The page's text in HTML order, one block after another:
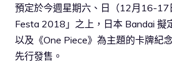
預定於今週星期六、日（12月16-17
Festa 2018」之上，日本 Bandai 擬
以及《One Piece》為主題的卡牌紀
先行發售。